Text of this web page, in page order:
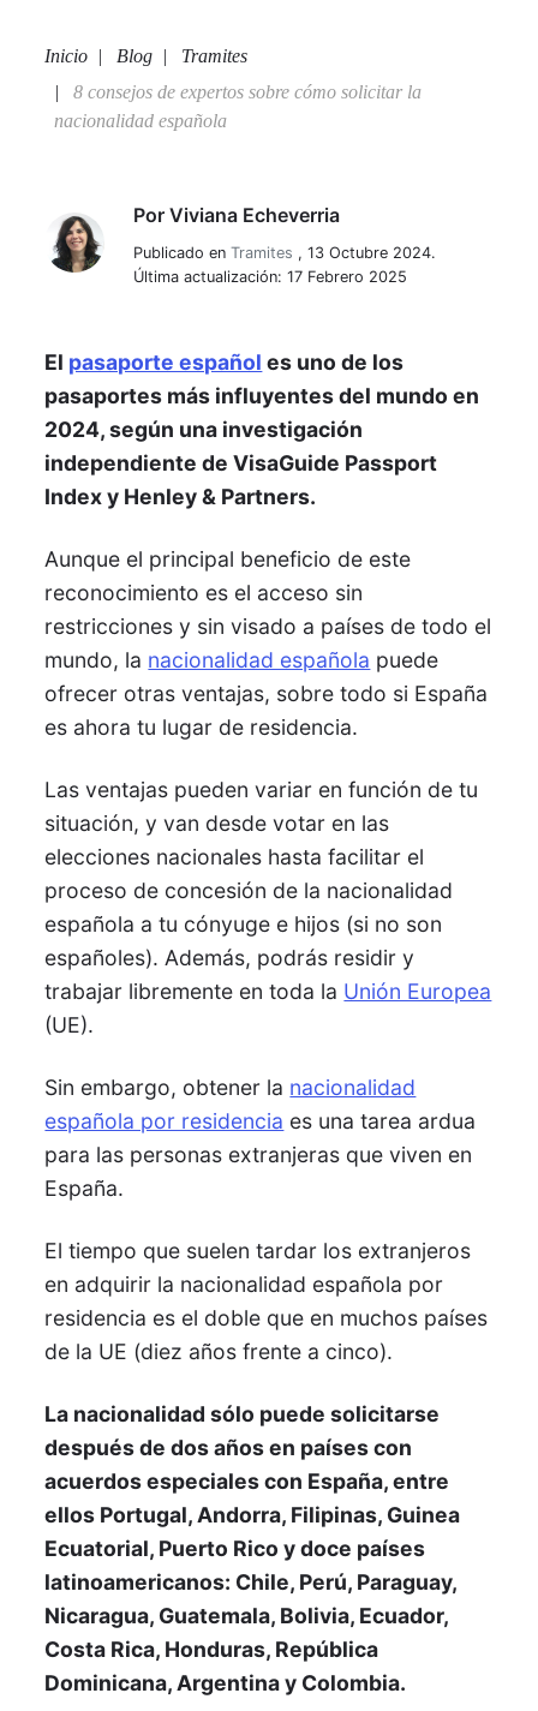
Inicio Blog
Tramites
8 consejos de expertos sobre cómo solicitar la
nacionalidad española
Viviana Echeverria
PorViviana Echeverria
Publicado enTramites ,13 Octubre 2024.
Última actualización: 17 Febrero 2025
El pasaporte español es uno de los
pasaportes más influyentes del mundo en
2024, según una investigación
independiente de VisaGuide Passport
Index y Henley & Partners.
Aunque el principal beneficio de este
reconocimiento es el acceso sin
restricciones y sin visado a países de todo el
mundo, la nacionalidad española puede
ofrecer otras ventajas, sobre todo si España
es ahora tu lugar de residencia.
Las ventajas pueden variar en función de tu
situación, y van desde votar en las
elecciones nacionales hasta facilitar el
proceso de concesión de la nacionalidad
española a tu cónyuge e hijos (si no son
españoles). Además, podrás residir y
trabajar libremente en toda la Unión Europea
(UE).
Sin embargo, obtener la nacionalidad
española por residencia es una tarea ardua
para las personas extranjeras que viven en
España.
El tiempo que suelen tardar los extranjeros
en adquirir la nacionalidad española por
residencia es el doble que en muchos países
de la UE (diez años frente a cinco).
La nacionalidad sólo puede solicitarse
después de dos años en países con
acuerdos especiales con España, entre
ellos Portugal, Andorra, Filipinas, Guinea
Ecuatorial, Puerto Rico y doce países
latinoamericanos: Chile, Perú, Paraguay,
Nicaragua, Guatemala, Bolivia, Ecuador,
Costa Rica, Honduras, República
Dominicana, Argentina y Colombia.